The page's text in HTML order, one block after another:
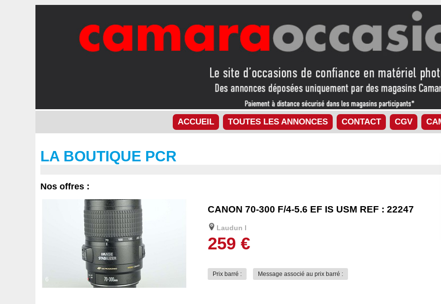
ACCUEIL TOUTES LES ANNONCES CONTACT CGV
LA BOUTIQUE PCR
Nos offres :
CANON 70-300 F/4-5.6 EF IS USM REF : 22247
Laudun l
259 €
Prix barré : Message associé au prix barré :
6